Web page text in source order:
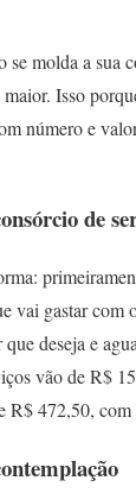
se molda a sua
Isso
número e
de
vai gastar com
deseja e
vão de R$
R$ 472,50, com